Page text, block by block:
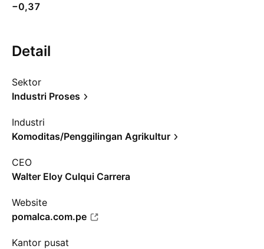
−0,37
Detail
Sektor
Industri Proses
Industri
Komoditas/Penggilingan Agrikultur
CEO
Walter Eloy Culqui Carrera
Website
pomalca.com.pe
Kantor pusat